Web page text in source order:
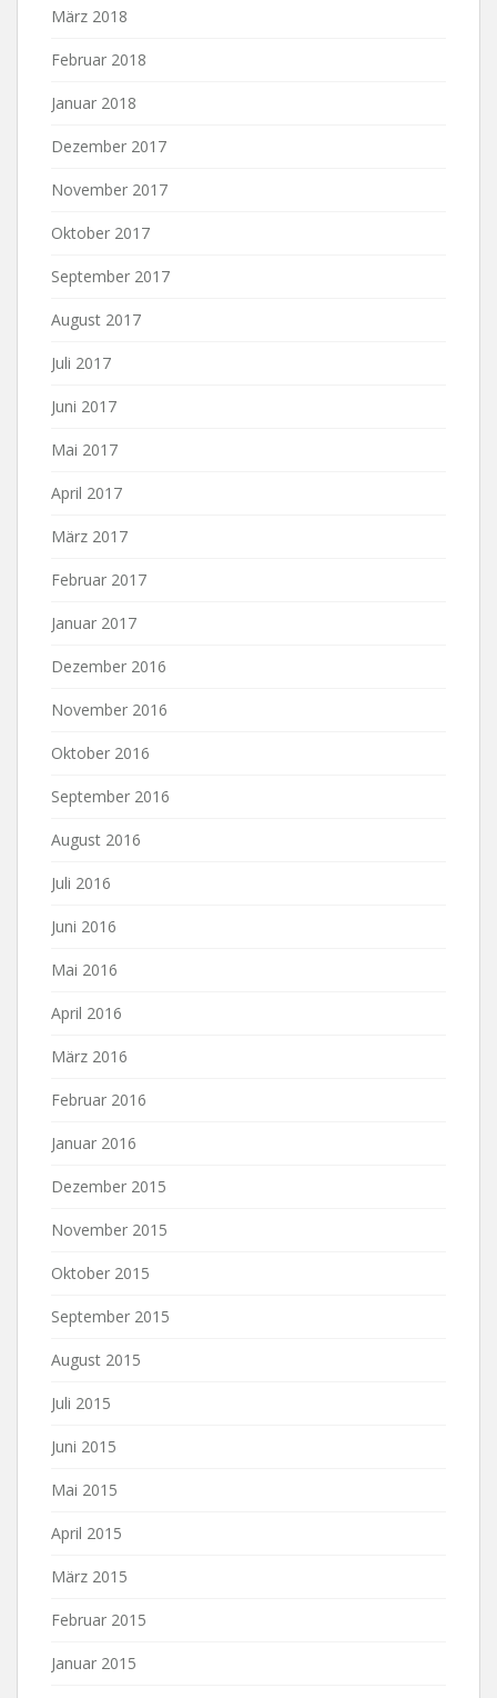
März 2018
Februar 2018
Januar 2018
Dezember 2017
November 2017
Oktober 2017
September 2017
August 2017
Juli 2017
Juni 2017
Mai 2017
April 2017
März 2017
Februar 2017
Januar 2017
Dezember 2016
November 2016
Oktober 2016
September 2016
August 2016
Juli 2016
Juni 2016
Mai 2016
April 2016
März 2016
Februar 2016
Januar 2016
Dezember 2015
November 2015
Oktober 2015
September 2015
August 2015
Juli 2015
Juni 2015
Mai 2015
April 2015
März 2015
Februar 2015
Januar 2015